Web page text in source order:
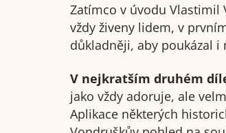
Zatímco v úvodu Vlastimil
vždy živeny lidem, v
důkladněji, aby poukázal i
V nejkratším druhém
jako vždy adoruje, ale
Aplikace některých